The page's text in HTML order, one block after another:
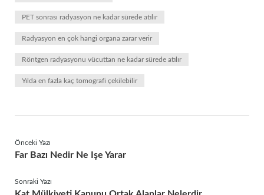
PET sonrası radyasyon ne kadar sürede atılır
Radyasyon en çok hangi organa zarar verir
Röntgen radyasyonu vücuttan ne kadar sürede atılır
Yılda en fazla kaç tomografi çekilebilir
Önceki Yazı
Far Bazı Nedir Ne Işe Yarar
Sonraki Yazı